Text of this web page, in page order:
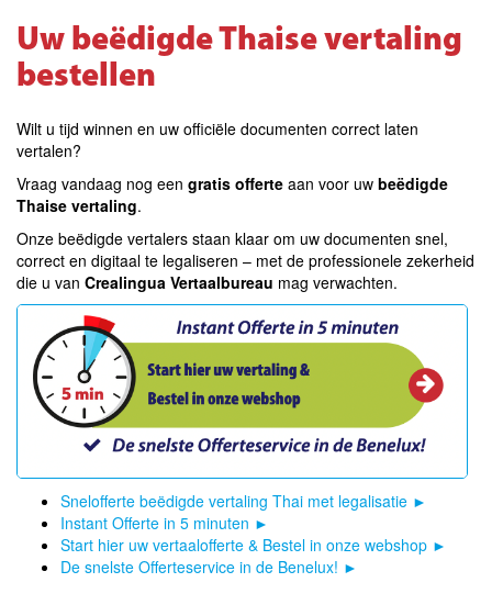
Uw beëdigde Thaise vertaling
bestellen
Wilt u tijd winnen en uw officiële documenten correct laten
vertalen?
Vraag vandaag nog een gratis offerte aan voor uw beëdigde
Thaise vertaling.
Onze beëdigde vertalers staan klaar om uw documenten snel,
correct en digitaal te legaliseren – met de professionele zekerheid
die u van Crealingua Vertaalbureau mag verwachten.
Snelofferte beëdigde vertaling Thai met legalisatie ►
Instant Offerte in 5 minuten ►
Start hier uw vertaalofferte & Bestel in onze webshop ►
De snelste Offerteservice in de Benelux! ►